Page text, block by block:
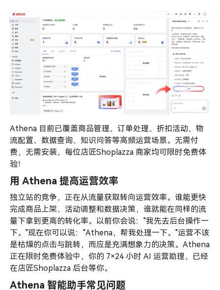
Athena 目前已覆盖商品管理、订单处理、折扣活动、物
流配置、数据查询、知识问答等高频运营场景。无需付
费，无需安装，每位店匠Shoplazza 商家均可限时免费体
验！
用 Athena 提高运营效率
独立站的竞争，正在从流量获取转向运营效率。谁能更快
完成商品上架、活动调整和数据决策，谁就能在同样的流
量下拿到更高的转化率。以前你会说："我先去后台操作一
下。"现在你可以说："Athena，帮我处理一下。"运营不该
是枯燥的点击与跳转，而应是充满想象力的决策。Athena
正在限时免费体验中，你的 7×24 小时 AI 运营助理，已经
在店匠Shoplazza 后台等你。
Athena 智能助手常见问题